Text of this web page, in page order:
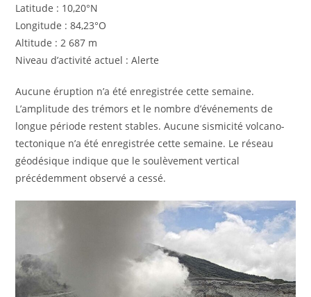
Latitude : 10,20°N
Longitude : 84,23°O
Altitude : 2 687 m
Niveau d’activité actuel : Alerte
Aucune éruption n’a été enregistrée cette semaine.
L’amplitude des trémors et le nombre d’événements de
longue période restent stables. Aucune sismicité volcano-
tectonique n’a été enregistrée cette semaine. Le réseau
géodésique indique que le soulèvement vertical
précédemment observé a cessé.